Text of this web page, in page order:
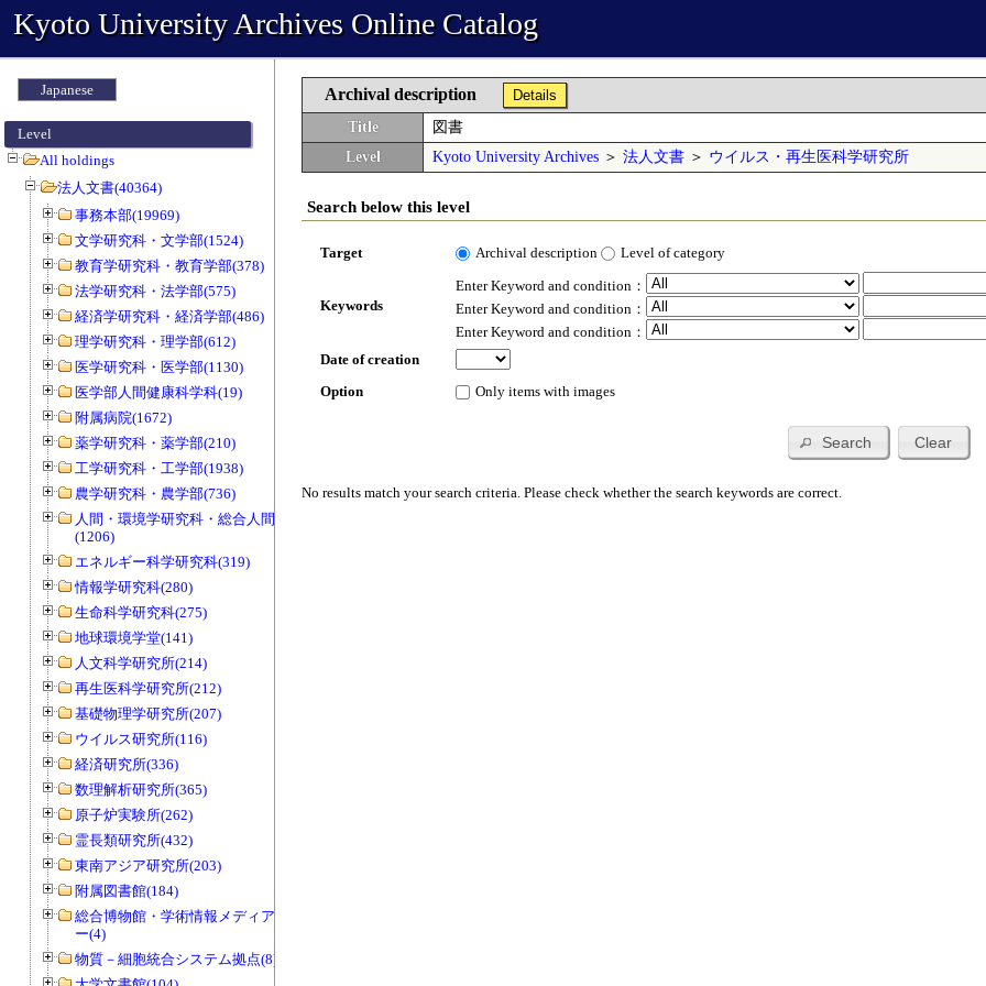
Kyoto University Archives Online Catalog
Japanese
Level
All holdings
法人文書(40364)
事務本部(19969)
文学研究科・文学部(1524)
教育学研究科・教育学部(378)
法学研究科・法学部(575)
経済学研究科・経済学部(486)
理学研究科・理学部(612)
医学研究科・医学部(1130)
医学部人間健康科学科(19)
附属病院(1672)
薬学研究科・薬学部(210)
工学研究科・工学部(1938)
農学研究科・農学部(736)
人間・環境学研究科・総合人間学部
(1206)
エネルギー科学研究科(319)
情報学研究科(280)
生命科学研究科(275)
地球環境学堂(141)
人文科学研究所(214)
再生医科学研究所(212)
基礎物理学研究所(207)
ウイルス研究所(116)
経済研究所(336)
数理解析研究所(365)
原子炉実験所(262)
霊長類研究所(432)
東南アジア研究所(203)
附属図書館(184)
総合博物館・学術情報メディアセンタ
ー(4)
物質－細胞統合システム拠点(8)
Archival description
Details
Title
図書
Level
Kyoto University Archives ＞ 法人文書 ＞ ウイルス・再生医科学研究所
Search below this level
Target Archival description Level of category
Keywords
Enter Keyword and condition：
Enter Keyword and condition：
Enter Keyword and condition：
Date of creation
Option
Only items with images
Search Clear
No results match your search criteria. Please check whether the search keywords are correct.